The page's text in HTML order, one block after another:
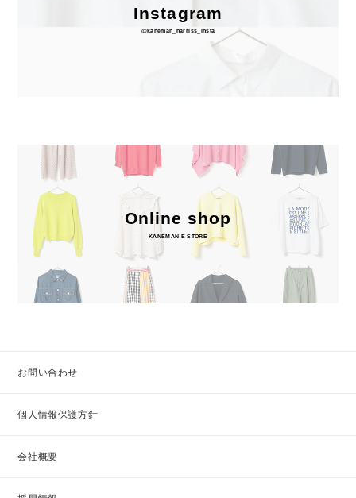
Instagram
@kaneman_harriss_insta
Online shop
KANEMAN E-STORE
お問い合わせ
個人情報保護方針
会社概要